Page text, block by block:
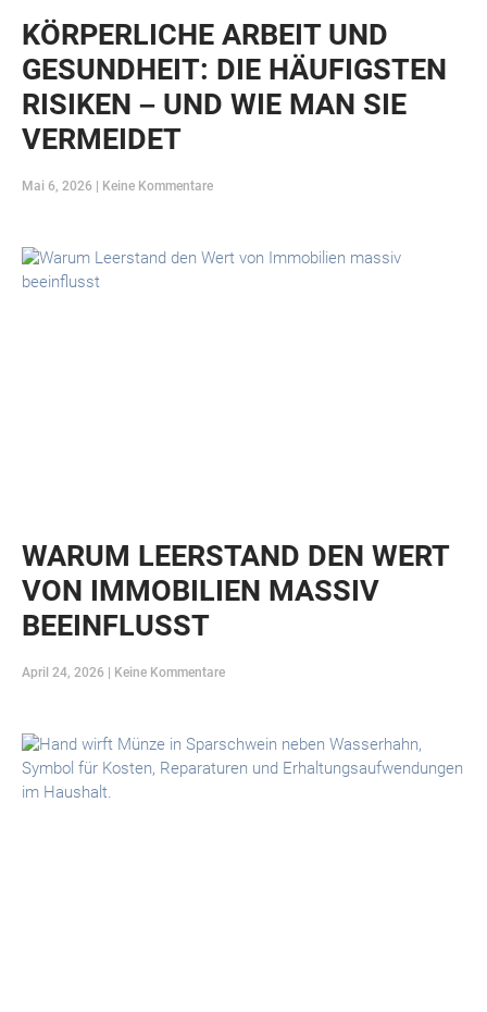
KÖRPERLICHE ARBEIT UND
GESUNDHEIT: DIE HÄUFIGSTEN
RISIKEN – UND WIE MAN SIE
VERMEIDET
Mai 6, 2026 Keine Kommentare
WARUM LEERSTAND DEN WERT
VON IMMOBILIEN MASSIV
BEEINFLUSST
April 24, 2026 Keine Kommentare